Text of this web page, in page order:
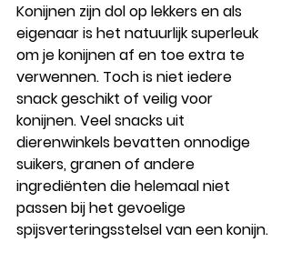
Konijnen zijn dol op lekkers en als
eigenaar is het natuurlijk superleuk
om je konijnen af en toe extra te
verwennen. Toch is niet iedere
snack geschikt of veilig voor
konijnen. Veel snacks uit
dierenwinkels bevatten onnodige
suikers, granen of andere
ingrediënten die helemaal niet
passen bij het gevoelige
spijsverteringsstelsel van een konijn.